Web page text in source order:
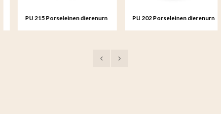
PU 215 Porseleinen dierenurn PU 202 Porseleinen dierenurn